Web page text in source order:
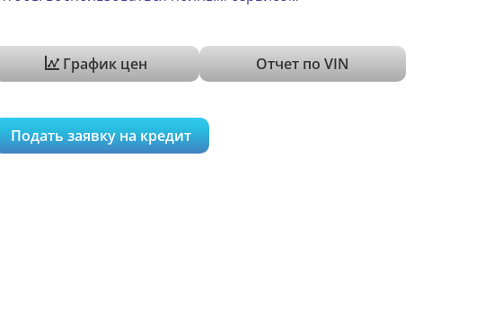
График цен Отчет по VIN
Подать заявку на кредит